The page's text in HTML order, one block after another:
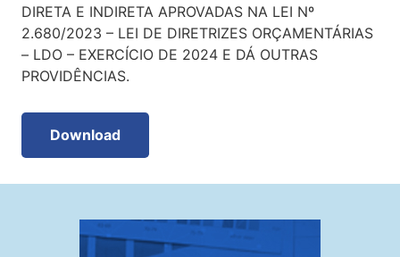
DIRETA E INDIRETA APROVADAS NA LEI Nº
2.680/2023 – LEI DE DIRETRIZES ORÇAMENTÁRIAS
– LDO – EXERCÍCIO DE 2024 E DÁ OUTRAS
PROVIDÊNCIAS.
Download